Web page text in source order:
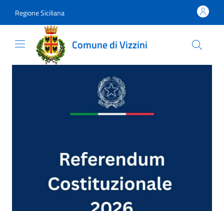
Regione Siciliana
Comune di Vizzini